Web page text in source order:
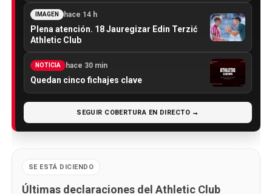
IMAGEN hace 14 h
Plena atención. 18 Jauregizar Edin Terzić
Athletic Club
NOTICIA hace 30 min
Quedan cinco fichajes clave
SEGUIR COBERTURA EN DIRECTO →
SE ESTÁ DICIENDO
Últimas declaraciones del Athletic Club